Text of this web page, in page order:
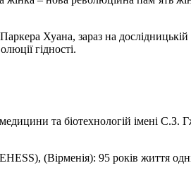
Хуана, зараз на
гідності.
та біотехнологій імені
(Вірменія): 95 років життя